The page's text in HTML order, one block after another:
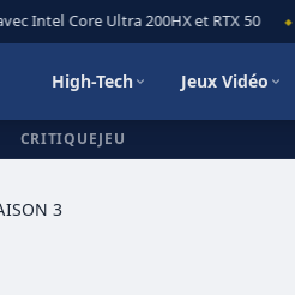
Core Ultra 200HX et RTX 50
High-Tech Jeux Vidéo
CRITIQUEJEU
3